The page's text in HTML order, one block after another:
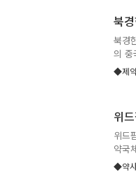
가했
등으
북
북경
의 중
연매
미는
다.
성과
이라
◆제
위
위드
약국
는 ‘
있
◆약